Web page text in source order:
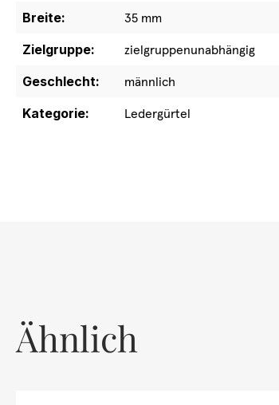
Breite:
35 mm
Zielgruppe:
zielgruppenunabhängig
Geschlecht:
männlich
Kategorie:
Ledergürtel
Ähnlich